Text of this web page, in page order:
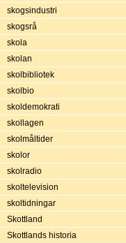
skogsindustri
skogsrå
skola
skolan
skolbibliotek
skolbio
skoldemokrati
skollagen
skolmåltider
skolor
skolradio
skoltelevision
skoltidningar
Skottland
Skottlands historia